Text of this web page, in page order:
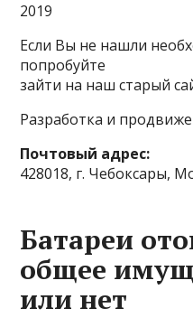
2019
Если Вы не нашли
попробуйте
зайти на наш старый
Разработка и
Почтовый адрес:
428018, г. Чебоксары,
Батареи
общее
или нет